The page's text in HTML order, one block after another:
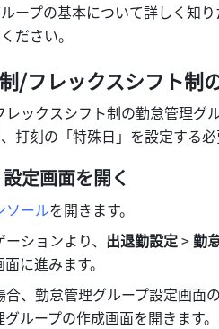
ープの基本について詳しく知り
ださい。
/フレックスシフト制
ックスシフト制の勤怠管理グ
打刻の「特殊日」を設定する必
定画面を開く
ソールを開きます。
ションより、 出退勤設定 > 勤
に進みます。
合、勤怠管理グループ設定画面
グループの作成画面を開きます